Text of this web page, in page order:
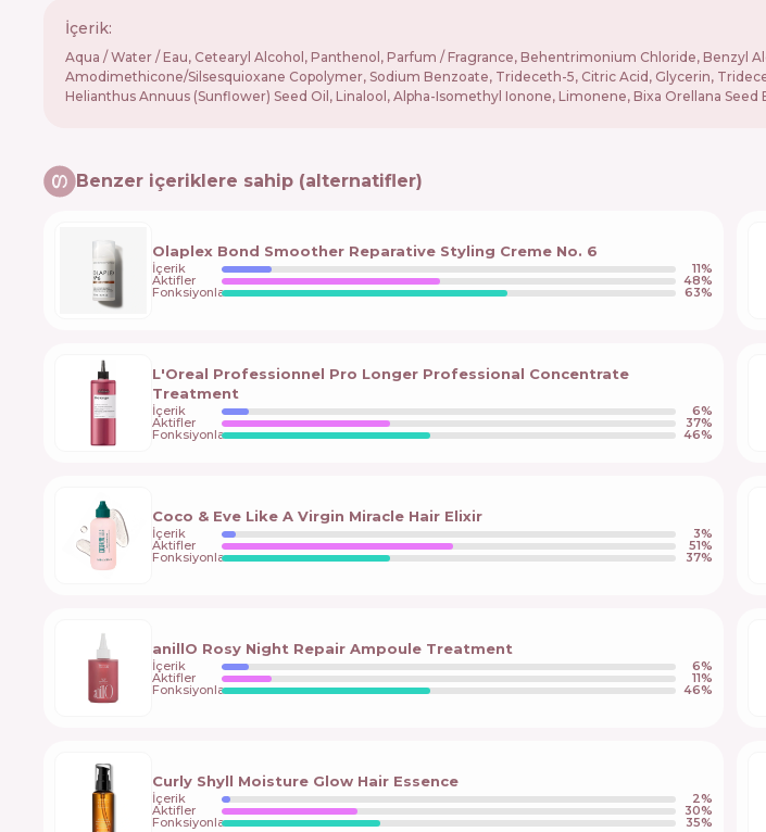
İçerik:
Aqua / Water / Eau, Cetearyl Alcohol, Panthenol, Parfum / Fragrance, Behentrimonium Chloride,
Amodimethicone/Silsesquioxane Copolymer, Sodium Benzoate, Trideceth-5, Citric Acid, Glycerin,
Helianthus Annuus (Sunflower) Seed Oil, Linalool, Alpha-Isomethyl Ionone, Limonene, Bixa Orellana Seed
Benzer içeriklere sahip (alternatifler)
Olaplex Bond Smoother Reparative Styling Creme No. 6
İçerik 11%
Aktifler 48%
Fonksiyonlar 63%
L'Oreal Professionnel Pro Longer Professional Concentrate
Treatment
İçerik 6%
Aktifler 37%
Fonksiyonlar 46%
Coco & Eve Like A Virgin Miracle Hair Elixir
İçerik 3%
Aktifler 51%
Fonksiyonlar 37%
anillO Rosy Night Repair Ampoule Treatment
İçerik 6%
Aktifler 11%
Fonksiyonlar 46%
Curly Shyll Moisture Glow Hair Essence
İçerik 2%
Aktifler 30%
Fonksiyonlar 35%